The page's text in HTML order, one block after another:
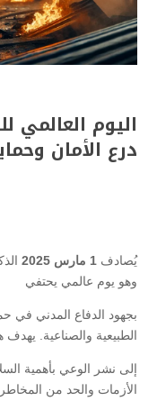
درع الأمان
يُصادف 1 مارس 2025
وهو يوم عالمي يحتفي
بجهود الدفاع المدني في
الطبيعية والصناعية. يهدف
إلى نشر الوعي بأهمية
الأزمات والحد من المخاطر.